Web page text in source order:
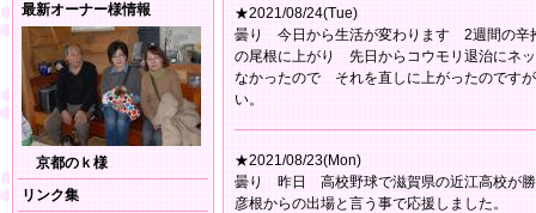
最新オーナー様情報
京都のｋ様
リンク集
★2021/08/24(Tue)
曇り 今日から生活が変わります 2週間の辛
の尾根に上がり 先日からコウモリ退治にネ
なかったので それを直しに上がったのです
い。
★2021/08/23(Mon)
曇り 昨日 高校野球で滋賀県の近江高校が
彦根からの出場と言う事で応援しました。